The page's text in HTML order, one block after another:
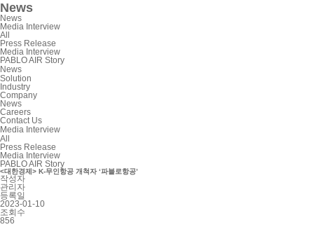
News
News
Media Interview
All
Press Release
Media Interview
PABLO AIR Story
News
Solution
Industry
Company
News
Careers
Contact Us
Media Interview
All
Press Release
Media Interview
PABLO AIR Story
<대한경제> K-무인항공 개척자 ‘파블로항공’
작성자
관리자
등록일
2023-01-10
조회수
856